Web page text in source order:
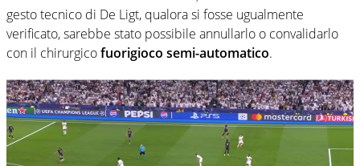
gesto tecnico di De Ligt, qualora si fosse ugualmente
verificato, sarebbe stato possibile annullarlo o convalidarlo
con il chirurgicofuorigioco semi-automatico.